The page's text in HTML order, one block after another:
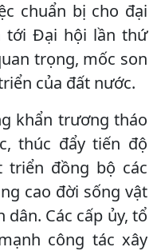
chuẩn bị cho đại
tới Đại hội lần thứ
trọng, mốc son
của đất nước.
khẩn trương tháo
thúc đẩy tiến độ
triển đồng bộ các
cao đời sống vật
Các cấp ủy, tổ
công tác xây